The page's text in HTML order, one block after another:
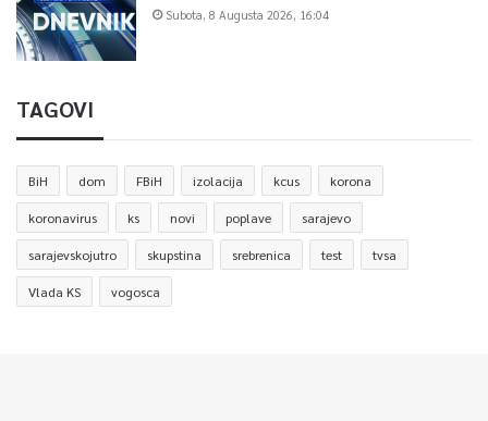
Subota, 8 Augusta 2026, 16:04
TAGOVI
BiH dom FBiH izolacija kcus korona
koronavirus ks novi poplave sarajevo
sarajevskojutro skupstina srebrenica test tvsa
Vlada KS vogosca